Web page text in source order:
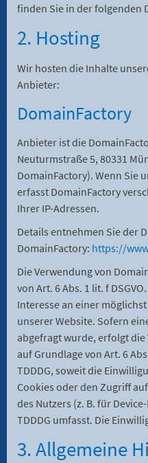
finden Sie in der folgenden
2. Hosting
Wir hosten die Inhalte
Anbieter:
DomainFactory
Anbieter ist die
Neuturmstraße 5, 80331
DomainFactory). Wenn Sie
erfasst DomainFactory
Ihrer IP-Adressen.
Details entnehmen Sie der
DomainFactory: https://
Die Verwendung von
von Art. 6 Abs. 1 lit. f
Interesse an einer
unserer Website. Sofern
abgefragt wurde, erfolgt
auf Grundlage von Art. 6
TDDDG, soweit die
Cookies oder den Zugriff
des Nutzers (z. B. für
TDDDG umfasst. Die
3. Allgemeine